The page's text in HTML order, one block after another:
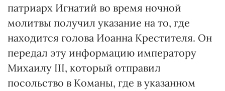
патриарх Игнатий во время ночной
молитвы получил указание на то, где
находится голова Иоанна Крестителя. Он
передал эту информацию императору
Михаилу ІІІ, который отправил
посольство в Команы, где в указанном